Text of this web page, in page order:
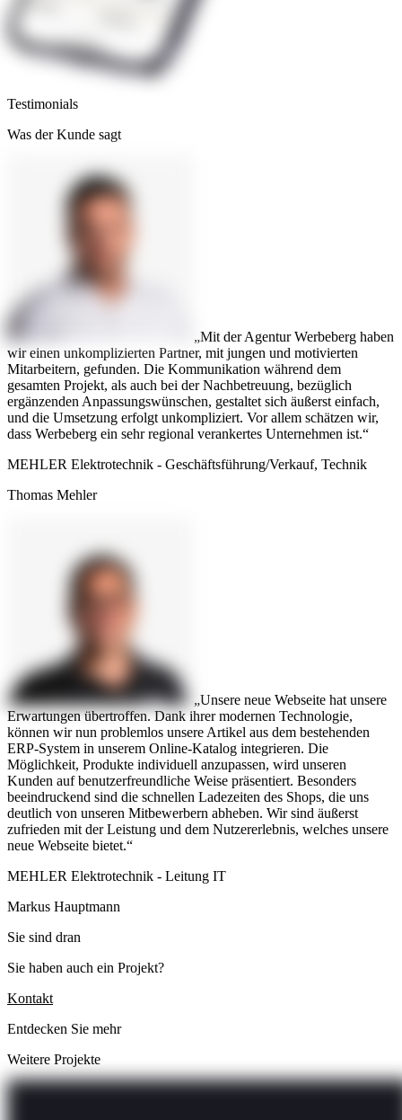
Testimonials
Was der Kunde sagt
Mit der Agentur Werbeberg haben
wir einen unkomplizierten Partner, mit jungen und motivierten
Mitarbeitern, gefunden. Die Kommunikation während dem
gesamten Projekt, als auch bei der Nachbetreuung, bezüglich
ergänzenden Anpassungswünschen, gestaltet sich äußerst einfach,
und die Umsetzung erfolgt unkompliziert. Vor allem schätzen wir,
dass Werbeberg ein sehr regional verankertes Unternehmen ist.
MEHLER Elektrotechnik - Geschäftsführung/Verkauf, Technik
Thomas Mehler
Unsere neue Webseite hat unsere
Erwartungen übertroffen. Dank ihrer modernen Technologie,
können wir nun problemlos unsere Artikel aus dem bestehenden
ERP-System in unserem Online-Katalog integrieren. Die
Möglichkeit, Produkte individuell anzupassen, wird unseren
Kunden auf benutzerfreundliche Weise präsentiert. Besonders
beeindruckend sind die schnellen Ladezeiten des Shops, die uns
deutlich von unseren Mitbewerbern abheben. Wir sind äußerst
zufrieden mit der Leistung und dem Nutzererlebnis, welches unsere
neue Webseite bietet.
MEHLER Elektrotechnik - Leitung IT
Markus Hauptmann
Sie sind dran
Sie haben auch ein Projekt?
Kontakt
Entdecken Sie mehr
Weitere Projekte